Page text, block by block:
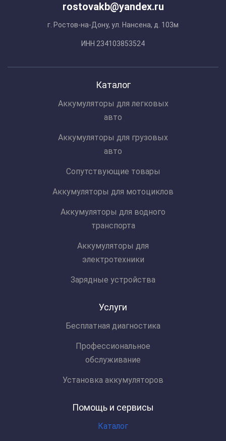
rostovakb@yandex.ru
г. Ростов-на-Дону, ул. Нансена, д. 103м
ИНН 234103853524
Каталог
Аккумуляторы для легковых
авто
Аккумуляторы для грузовых
авто
Сопутствующие товары
Аккумуляторы для мотоциклов
Аккумуляторы для водного
транспорта
Аккумуляторы для
электротехники
Зарядные устройства
Услуги
Бесплатная диагностика
Профессиональное
обслуживание
Установка аккумуляторов
Помощь и сервисы
Каталог